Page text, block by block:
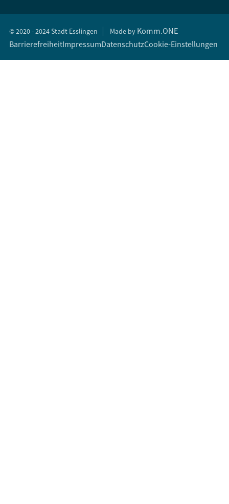
© 2020 - 2024 Stadt Esslingen Made by Komm.ONE
BarrierefreiheitImpressumDatenschutzCookie-Einstellungen